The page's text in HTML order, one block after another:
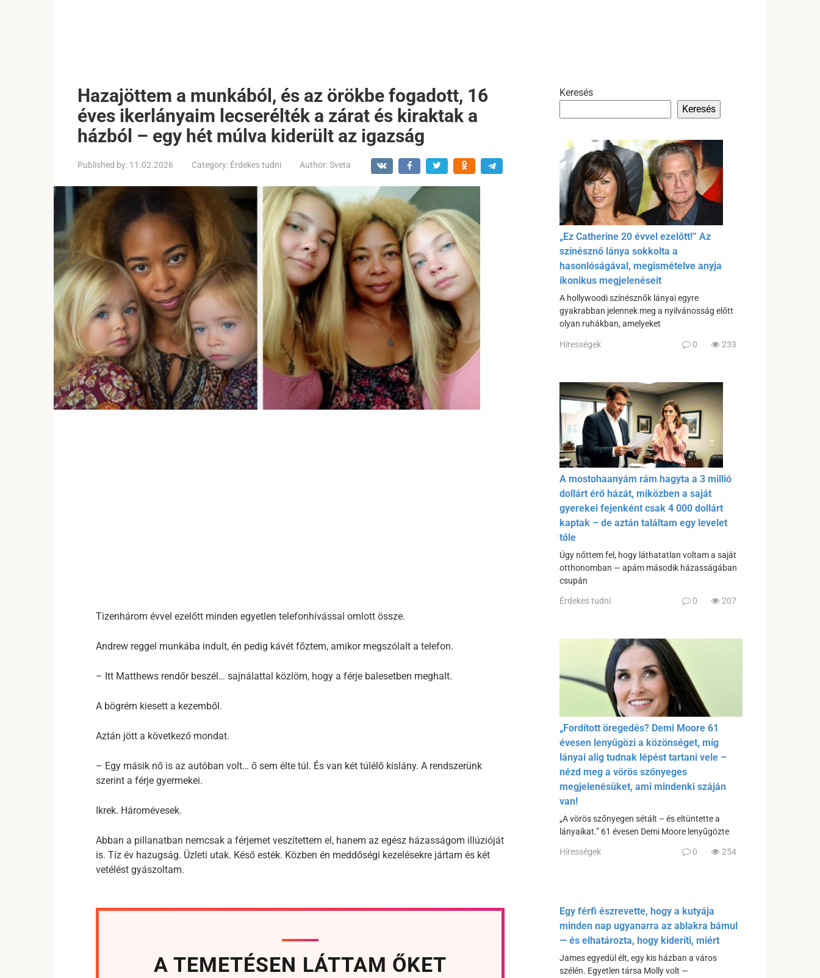
Hazajöttem a munkából, és az örökbe fogadott, 16
éves ikerlányaim lecserélték a zárat és kiraktak a
házból – egy hét múlva kiderült az igazság
Published by: 11.02.2026 Category: Érdekes tudni Author:Sveta
Tizenhárom évvel ezelőtt minden egyetlen telefonhívással omlott össze.
Andrew reggel munkába indult, én pedig kávét főztem, amikor megszólalt a telefon.
– Itt Matthews rendőr beszél… sajnálattal közlöm, hogy a férje balesetben meghalt.
A bögrém kiesett a kezemből.
Aztán jött a következő mondat.
– Egy másik nő is az autóban volt… ő sem élte túl. És van két túlélő kislány. A rendszerünk
szerint a férje gyermekei.
Ikrek. Háromévesek.
Abban a pillanatban nemcsak a férjemet veszítettem el, hanem az egész házasságom illúzióját
is. Tíz év hazugság. Üzleti utak. Késő esték. Közben én meddőségi kezelésekre jártam és két
vetélést gyászoltam.
A TEMETÉSEN LÁTTAM ŐKET
Keresés
Keresés
„Ez Catherine 20 évvel ezelőtt!” Az
színésznő lánya sokkolta a
hasonlóságával, megismételve anyja
ikonikus megjelenéseit
A hollywoodi színésznők lányai egyre
gyakrabban jelennek meg a nyilvánosság előtt
olyan ruhákban, amelyeket
Hírességek 0 233
A mostohaanyám rám hagyta a 3 millió
dollárt érő házát, miközben a saját
gyerekei fejenként csak 4 000 dollárt
kaptak – de aztán találtam egy levelet
tőle
Úgy nőttem fel, hogy láthatatlan voltam a saját
otthonomban — apám második házasságában
csupán
Érdekes tudni 0 207
„Fordított öregedés? Demi Moore 61
évesen lenyűgözi a közönséget, míg
lányai alig tudnak lépést tartani vele –
nézd meg a vörös szőnyeges
megjelenésüket, ami mindenki száján
van!
„A vörös szőnyegen sétált – és eltüntette a
lányaikat.” 61 évesen Demi Moore lenyűgözte
Hírességek 0 254
Egy férfi észrevette, hogy a kutyája
minden nap ugyanarra az ablakra bámul
— és elhatározta, hogy kideríti, miért
James egyedül élt, egy kis házban a város
szélén. Egyetlen társa Molly volt —